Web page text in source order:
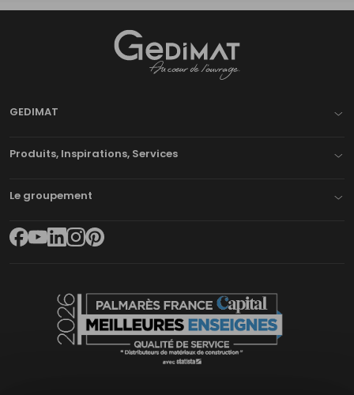
GEDIMAT
Produits, Inspirations, Services
Le groupement